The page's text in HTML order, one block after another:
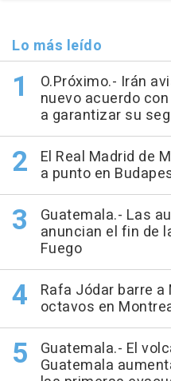
Lo más leído
O.Próximo.- Irán
nuevo acuerdo
a garantizar su
El Real Madrid de
a punto en
Guatemala.- Las
anuncian el fin de
Fuego
Rafa Jódar barre
octavos en
Guatemala.- El
Guatemala